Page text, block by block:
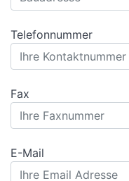
Telefonnummer
Fax
E-Mail